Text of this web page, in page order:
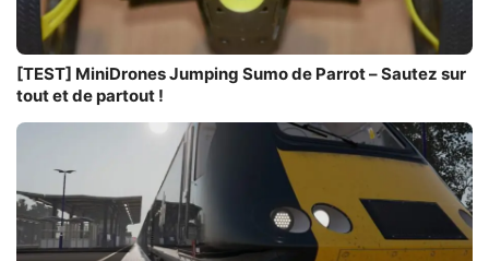
[TEST] MiniDrones Jumping Sumo de Parrot – Sautez sur
tout et de partout !